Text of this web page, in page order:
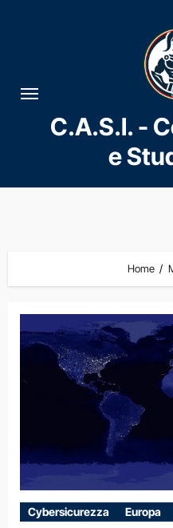
C.A.S.I. -
e
Home
Cybersicurezza Europa